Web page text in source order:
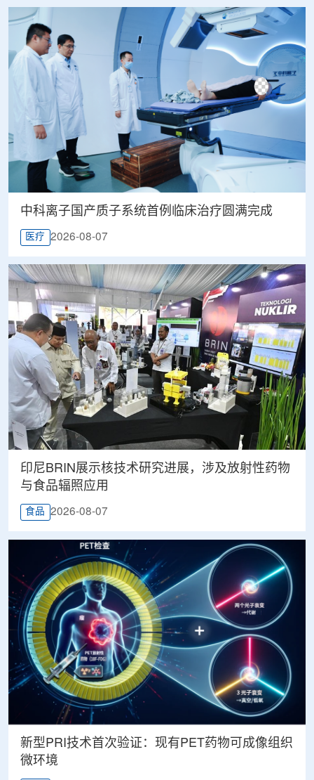
中科离子国产质子系统首例临床治疗圆满完成
医疗 2026-08-07
印尼BRIN展示核技术研究进展，涉及放射性药物
与食品辐照应用
食品 2026-08-07
新型PRI技术首次验证：现有PET药物可成像组织
微环境